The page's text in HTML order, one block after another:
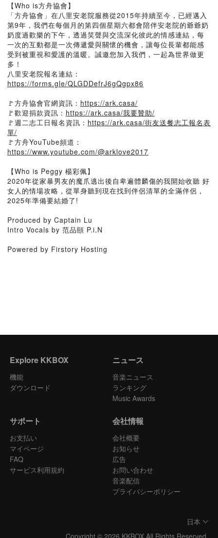
【Who is方舟協會】
「方舟協會」在八里安老院服務從2015年持續至今，已經邁入
第9年，我們在每個月的第四個星期六都會陪伴安老院的爺爺奶
奶度過歡樂的下午，透過笑聲與交流深化彼此的情感連結，每
一次的互動都是一次傳遞愛與關懷的機會，讓每位長輩都能感
受到被重視和愛護的溫暖。誠邀您加入我們，一起為世界做更
多！
八里安老院報名連結：
https://forms.gle/QLGDDefrJ6gQgpx86
🚩方舟協會官網資訊： https://ark.casa/
🚩歡迎捐款資訊： https://ark.casa/我要贊助/
🚩週二志工日報名資訊： https://ark.casa/街友送餐志工報名表
單/
🚩方舟YouTube頻道：
https://www.youtube.com/@arklove2017
【Who is Peggy 楊彩佩】
2020年從家暴男友的魔爪逃出後自卑遍體麟傷的我開始收聽 好
女人的情場攻略，從單身聽到現在找到伴侶清單的全滿伴侶，
2025年準備要結婚了!
Produced by Captain Lu
Intro Vocals by 范品頤 P.i.N
Powered by Firstory Hosting
Explore KKBOX
機能
ダウンロード
ニュース
音楽ニュース
ランキング
Music Awards
サポート
お支払い
マイページ
FAQ
サービス利用規約
会社情報
会社概要
お知らせ
広告
お問い合わせ
音楽配信
プライバシーポリシー
日本
Copyright © 2026 KKBOX All Rights Reserved.